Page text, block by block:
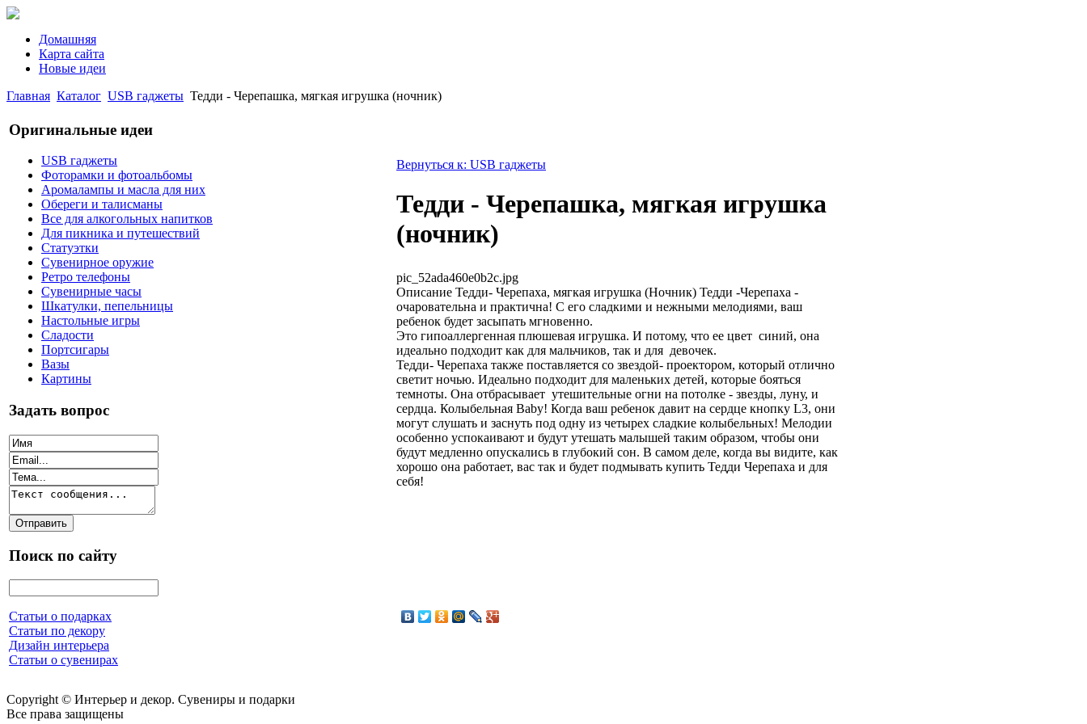
Домашняя
Карта сайта
Новые идеи
Главная Каталог USB гаджеты Тедди - Черепашка, мягкая игрушка (ночник)
Оригинальные идеи
USB гаджеты
Фоторамки и фотоальбомы
Аромалампы и масла для них
Обереги и талисманы
Все для алкогольных напитков
Для пикника и путешествий
Статуэтки
Сувенирное оружие
Ретро телефоны
Сувенирные часы
Шкатулки, пепельницы
Настольные игры
Сладости
Портсигары
Вазы
Картины
Задать вопрос
Поиск по сайту
Статьи о подарках
Статьи по декору
Дизайн интерьера
Статьи о сувенирах
Вернуться к: USB гаджеты
Тедди - Черепашка, мягкая игрушка
(ночник)
pic_52ada460e0b2c.jpg
Описание Тедди- Черепаха, мягкая игрушка (Ночник) Тедди -Черепаха -
очаровательна и практична! С его сладкими и нежными мелодиями, ваш
ребенок будет засыпать мгновенно.
Это гипоаллергенная плюшевая игрушка. И потому, что ее цвет синий, она
идеально подходит как для мальчиков, так и для девочек.
Тедди- Черепаха также поставляется со звездой- проектором, который отлично
светит ночью. Идеально подходит для маленьких детей, которые бояться
темноты. Она отбрасывает утешительные огни на потолке - звезды, луну, и
сердца. Колыбельная Baby! Когда ваш ребенок давит на сердце кнопку L3, они
могут слушать и заснуть под одну из четырех сладкие колыбельных! Мелодии
особенно успокаивают и будут утешать малышей таким образом, чтобы они
будут медленно опускались в глубокий сон. В самом деле, когда вы видите, как
хорошо она работает, вас так и будет подмывать купить Тедди Черепаха и для
себя!
Copyright © Интерьер и декор. Сувениры и подарки
Все права защищены